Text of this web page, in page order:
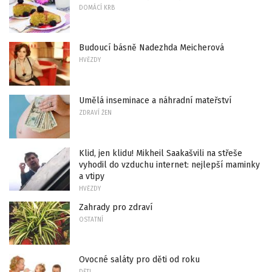
DOMÁCÍ KRB
Budoucí básně Nadezhda Meicherová
HVĚZDY
Umělá inseminace a náhradní mateřství
ZDRAVÍ ŽEN
Klid, jen klidu! Mikheil Saakašvili na střeše
vyhodil do vzduchu internet: nejlepší maminky
a vtipy
HVĚZDY
Zahrady pro zdraví
OSTATNÍ
Ovocné saláty pro děti od roku